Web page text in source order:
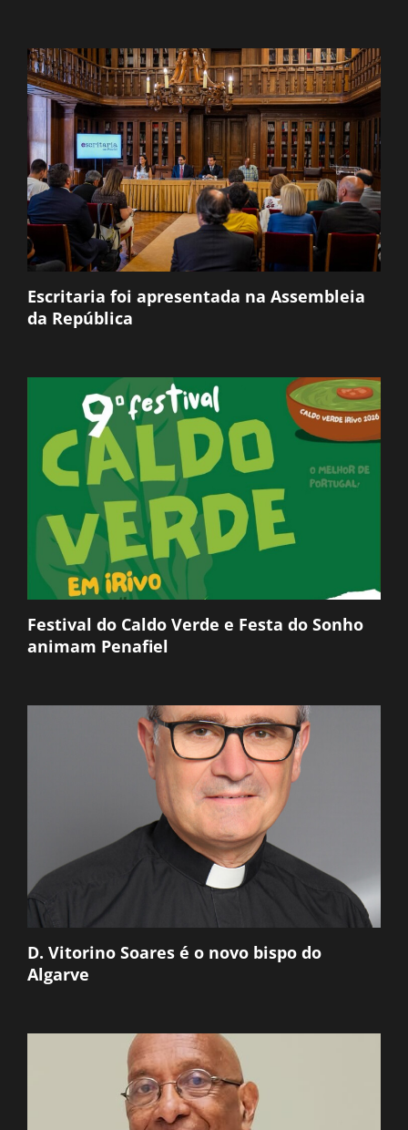
Escritaria foi apresentada na Assembleia
da República
Festival do Caldo Verde e Festa do Sonho
animam Penafiel
D. Vitorino Soares é o novo bispo do
Algarve